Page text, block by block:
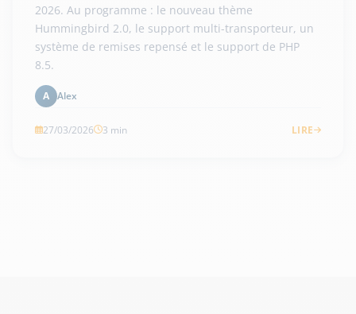
2026. Au programme : le nouveau thème
Hummingbird 2.0, le support multi-transporteur, un
système de remises repensé et le support de PHP
8.5.
A Alex
27/03/2026 3 min LIRE